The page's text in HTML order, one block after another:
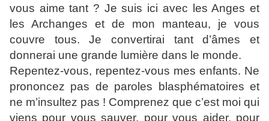
vous aime tant ? Je suis ici avec les Anges et
les Archanges et de mon manteau, je vous
couvre tous. Je convertirai tant d’âmes et
donnerai une grande lumière dans le monde.
Repentez-vous, repentez-vous mes enfants. Ne
prononcez pas de paroles blasphématoires et
ne m’insultez pas ! Comprenez que c’est moi qui
viens pour vous sauver, pour vous aider, pour